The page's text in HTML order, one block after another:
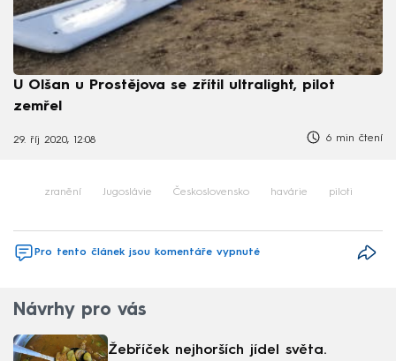
U Olšan u Prostějova se zřítil ultralight, pilot
zemřel
29. říj 2020, 12:08 6 min čtení
zranění Jugoslávie Československo havárie piloti
Pro tento článek jsou komentáře vypnuté
Návrhy pro vás
Žebříček nejhorších jídel světa.